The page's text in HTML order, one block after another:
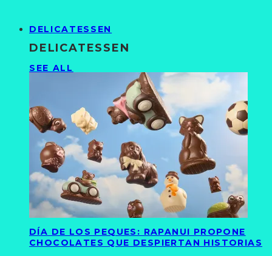
DELICATESSEN
DELICATESSEN
SEE ALL
DÍA DE LOS PEQUES: RAPANUI PROPONE
CHOCOLATES QUE DESPIERTAN HISTORIAS